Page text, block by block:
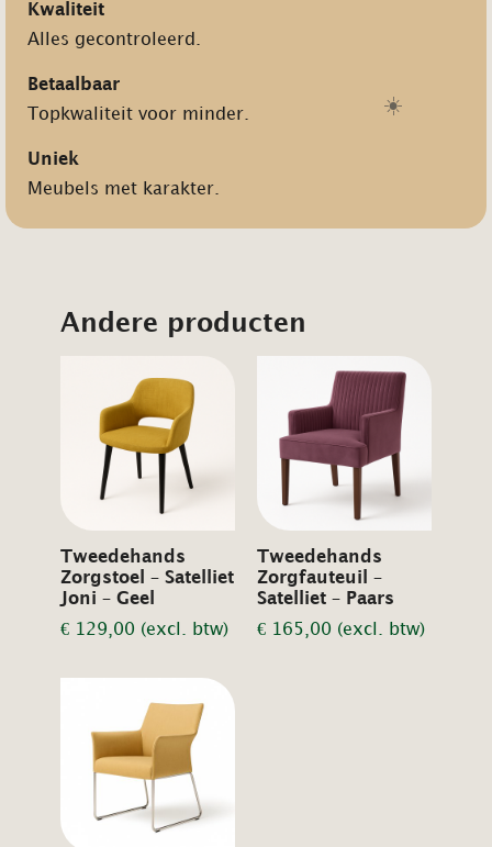
Kwaliteit
Alles gecontroleerd.
Betaalbaar
Topkwaliteit voor minder.
Uniek
Meubels met karakter.
Andere producten
Tweedehands
Zorgstoel – Satelliet
Joni – Geel
€ 129,00 (excl. btw)
Tweedehands
Zorgfauteuil –
Satelliet – Paars
€ 165,00 (excl. btw)
☀️